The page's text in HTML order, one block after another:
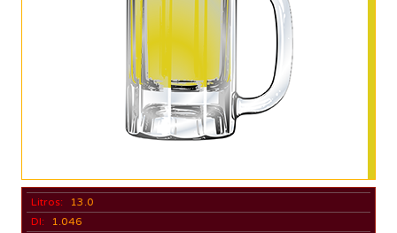
Litros:
13.0
DI:
1.046